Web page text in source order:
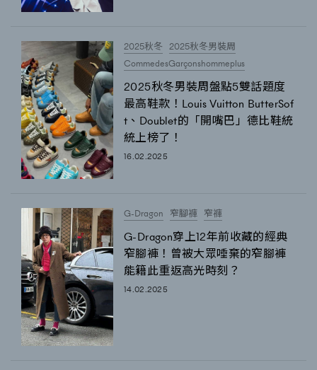
2025秋冬 2025秋冬男裝周
CommedesGarçonshommeplus
2025秋冬男裝周盤點5雙話題度
最高鞋款！Louis Vuitton ButterSof
t、Doublet的「開嘴巴」德比鞋統
統上榜了！
16.02.2025
G-Dragon 窄腳褲 窄褲
G-Dragon穿上12年前收藏的經典
窄腳褲！曾被大眾唾棄的窄腳褲
能籍此重返高光時刻？
14.02.2025